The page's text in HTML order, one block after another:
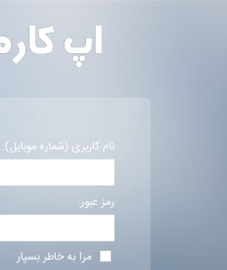
نام کاربری (شماره موبایل):
رمز عبور:
مرا به خاطر بسپار